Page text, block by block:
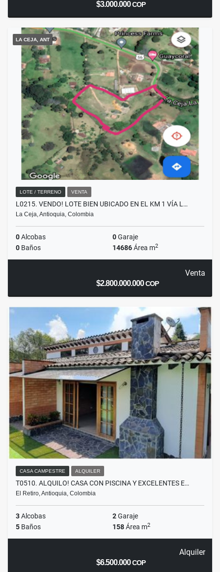
$3.000.000COP
LA CEJA, ANT
LOTE / TERRENO VENTA
L0215. VENDO! LOTE BIEN UBICADO EN EL KM 1 VÍA L…
La Ceja, Antioquia, Colombia
0Alcobas 0Garaje
0 Baños 14686Área m2
Venta
$2.800.000.000COP
CASA CAMPESTRE ALQUILER
T0510. ALQUILO! CASA CON PISCINA Y EXCELENTES E…
El Retiro, Antioquia, Colombia
3Alcobas 2Garaje
5 Baños 158Área m2
Alquiler
$6.500.000COP